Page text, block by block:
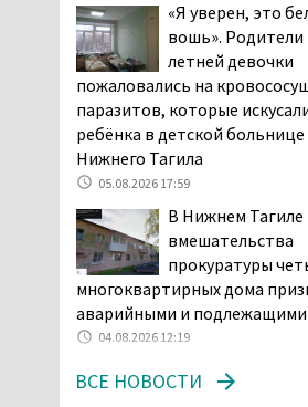
06.08.2026 15:42
Двое детей
при сходе
рельсов в Нижнем
06.08.2026 14:25
Правительство РФ
разрешило
и продажу
«Евро-2», в котором
серы в 10 раз выше, чем в
«Евро-5». Это опасно для
повышает износ автомобиля
больнице № 3
«Я уверен, это
вошь». Родители
летней девочки
пожаловались на
паразитов, которые
ребёнка в детской больнице
Нижнего Тагила
05.08.2026 17:59
В Нижнем Тагиле
вмешательства
прокуратуры
многоквартирных дома
аварийными и подлежащими
04.08.2026 12:19
ВСЕ НОВОСТИ